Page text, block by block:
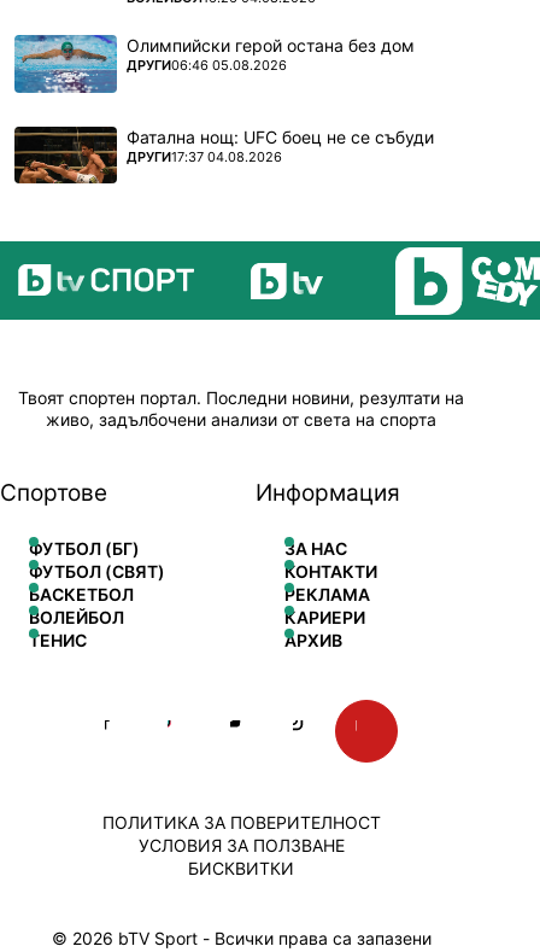
Олимпийски герой остана без дом
ПОВЕЧЕ ОТ
ДРУГИ06:46 05.08.2026
Фатална нощ: UFC боец не се събуди
ПОВЕЧЕ ОТ
ДРУГИ17:37 04.08.2026
Твоят спортен портал. Последни новини, резултати на
живо, задълбочени анализи от света на спорта
Спортове
ФУТБОЛ (БГ)
ФУТБОЛ (СВЯТ)
БАСКЕТБОЛ
ВОЛЕЙБОЛ
ТЕНИС
Информация
ЗА НАС
КОНТАКТИ
РЕКЛАМА
КАРИЕРИ
АРХИВ
© 2026 bTV Sport - Всички права са запазени
ПОЛИТИКА ЗА ПОВЕРИТЕЛНОСТ
УСЛОВИЯ ЗА ПОЛЗВАНЕ
БИСКВИТКИ